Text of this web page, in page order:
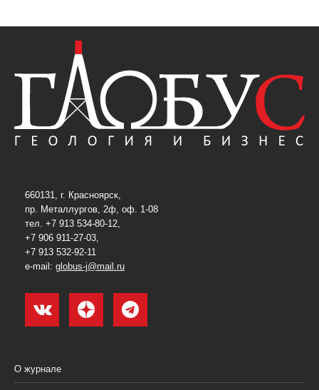
660131, г. Красноярск,
пр. Металлургов, 2ф, оф. 1-08
тел. +7 913 534-80-12,
+7 906 911-27-03,
+7 913 532-92-11
e-mail: globus-j@mail.ru
О журнале